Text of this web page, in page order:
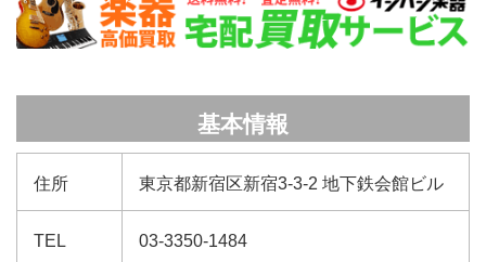
基本情報
住所 東京都新宿区新宿3-3-2 地下鉄会館ビル
TEL 03-3350-1484